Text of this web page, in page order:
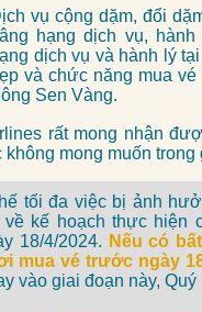
vụ cộng dặm, đổi
hạng dịch vụ,
dịch vụ và hành lý
và chức năng mua
Sen Vàng.
rất mong nhận
mong muốn trong
tối đa việc bị ảnh
về kế hoạch thực hiện
18/4/2024. Nếu có
mua vé trước ngày
vào giai đoạn này,